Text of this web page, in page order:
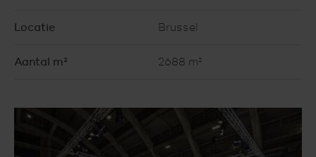
Locatie Brussel
Aantal m² 2688 m²